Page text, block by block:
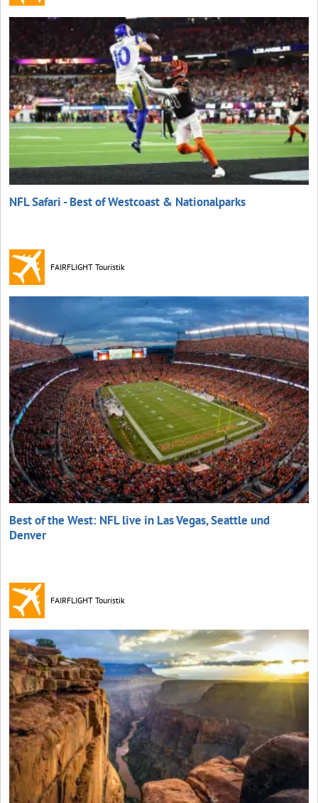
NFL Safari - Best of Westcoast & Nationalparks
FAIRFLIGHT Touristik
Best of the West: NFL live in Las Vegas, Seattle und
Denver
FAIRFLIGHT Touristik